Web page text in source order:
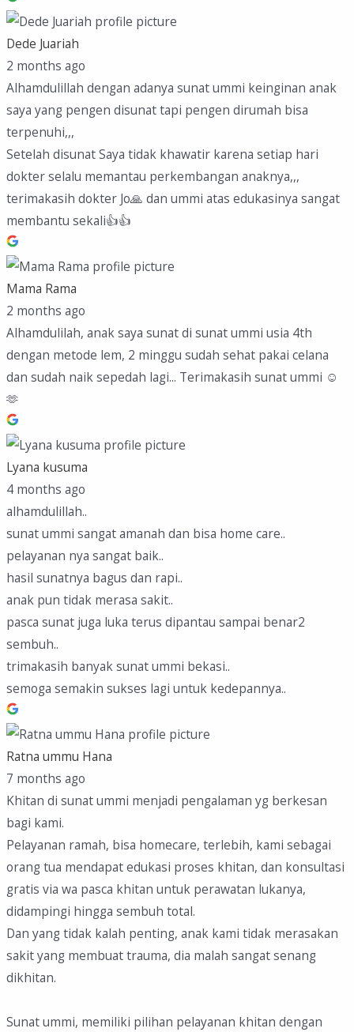
Dede Juariah
2 months ago
Alhamdulillah dengan adanya sunat ummi keinginan anak
saya yang pengen disunat tapi pengen dirumah bisa
terpenuhi,,,
Setelah disunat Saya tidak khawatir karena setiap hari
dokter selalu memantau perkembangan anaknya,,,
terimakasih dokter Jo🙏 dan ummi atas edukasinya sangat
membantu sekali👍👍
Mama Rama
2 months ago
Alhamdulilah, anak saya sunat di sunat ummi usia 4th
dengan metode lem, 2 minggu sudah sehat pakai celana
dan sudah naik sepedah lagi... Terimakasih sunat ummi ☺️
🫶
Lyana kusuma
4 months ago
alhamdulillah..
sunat ummi sangat amanah dan bisa home care..
pelayanan nya sangat baik..
hasil sunatnya bagus dan rapi..
anak pun tidak merasa sakit..
pasca sunat juga luka terus dipantau sampai benar2
sembuh..
trimakasih banyak sunat ummi bekasi..
semoga semakin sukses lagi untuk kedepannya..
Ratna ummu Hana
7 months ago
Khitan di sunat ummi menjadi pengalaman yg berkesan
bagi kami.
Pelayanan ramah, bisa homecare, terlebih, kami sebagai
orang tua mendapat edukasi proses khitan, dan konsultasi
gratis via wa pasca khitan untuk perawatan lukanya,
didampingi hingga sembuh total.
Dan yang tidak kalah penting, anak kami tidak merasakan
sakit yang membuat trauma, dia malah sangat senang
dikhitan.
Sunat ummi, memiliki pilihan pelayanan khitan dengan